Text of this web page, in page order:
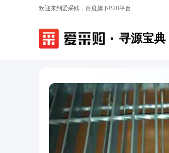
欢迎来到爱采购，百度旗下B2B平台
寻源宝典